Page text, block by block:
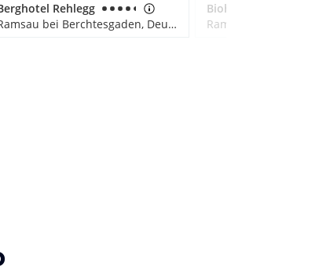
Rehlegg
Ramsau bei Berchtesgaden, Deutschland